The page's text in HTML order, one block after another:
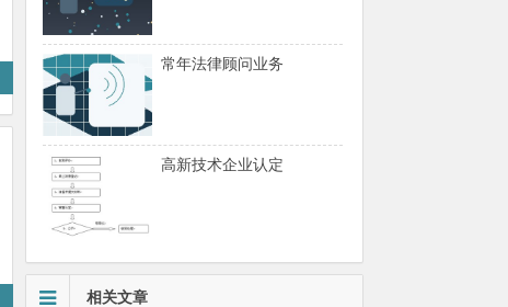
常年法律顾问业务
高新技术企业认定
相关文章